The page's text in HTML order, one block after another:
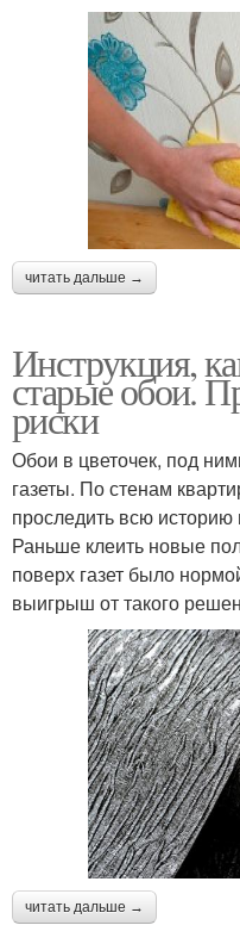
читать дальше →
Инструкция,
старые обои.
риски
Обои в цветочек, под
газеты. По стенам
проследить всю
Раньше клеить новые
поверх газет было
выигрыш от такого
читать дальше →